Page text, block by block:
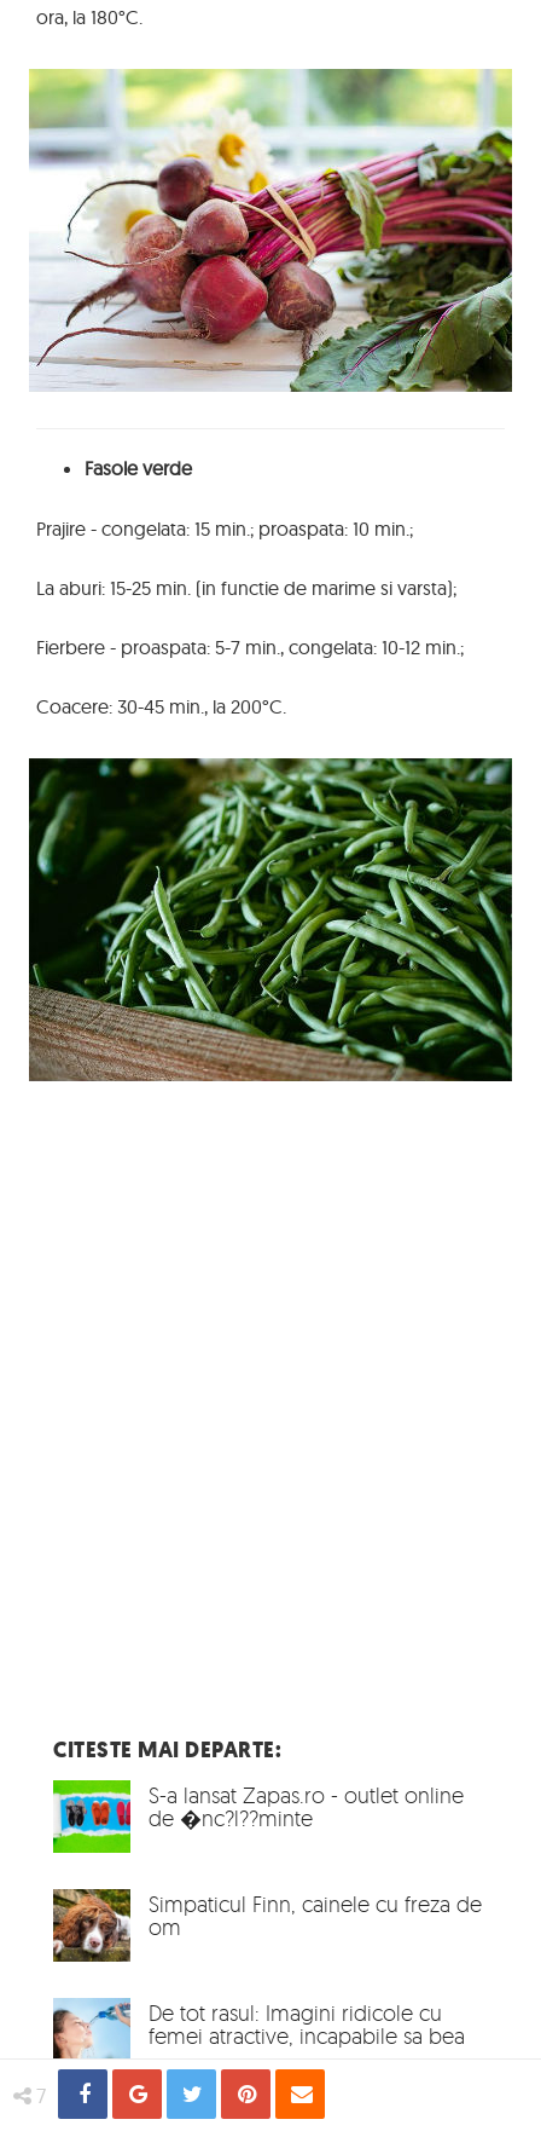
7 Share Distribuie
Tweet Pin
ora, la 180°C.
Fasole verde
Prajire - congelata: 15 min.; proaspata: 10 min.;
La aburi: 15-25 min. (in functie de marime si varsta);
Fierbere - proaspata: 5-7 min., congelata: 10-12 min.;
Coacere: 30-45 min., la 200°C.
CITESTE MAI DEPARTE:
S-a lansat Zapas.ro - outlet online
de �nc?l??minte
Simpaticul Finn, cainele cu freza de
om
De tot rasul: Imagini ridicole cu
femei atractive, incapabile sa bea